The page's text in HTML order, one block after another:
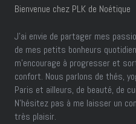
Bienvenue chez PLK de Noétique
J’ai envie de partager mes
de mes petits bonheurs
m'encourage à progresser et
confort. Nous parlons de thés,
Paris et ailleurs, de beauté, de
N'hésitez pas à me laisser un
très plaisir.